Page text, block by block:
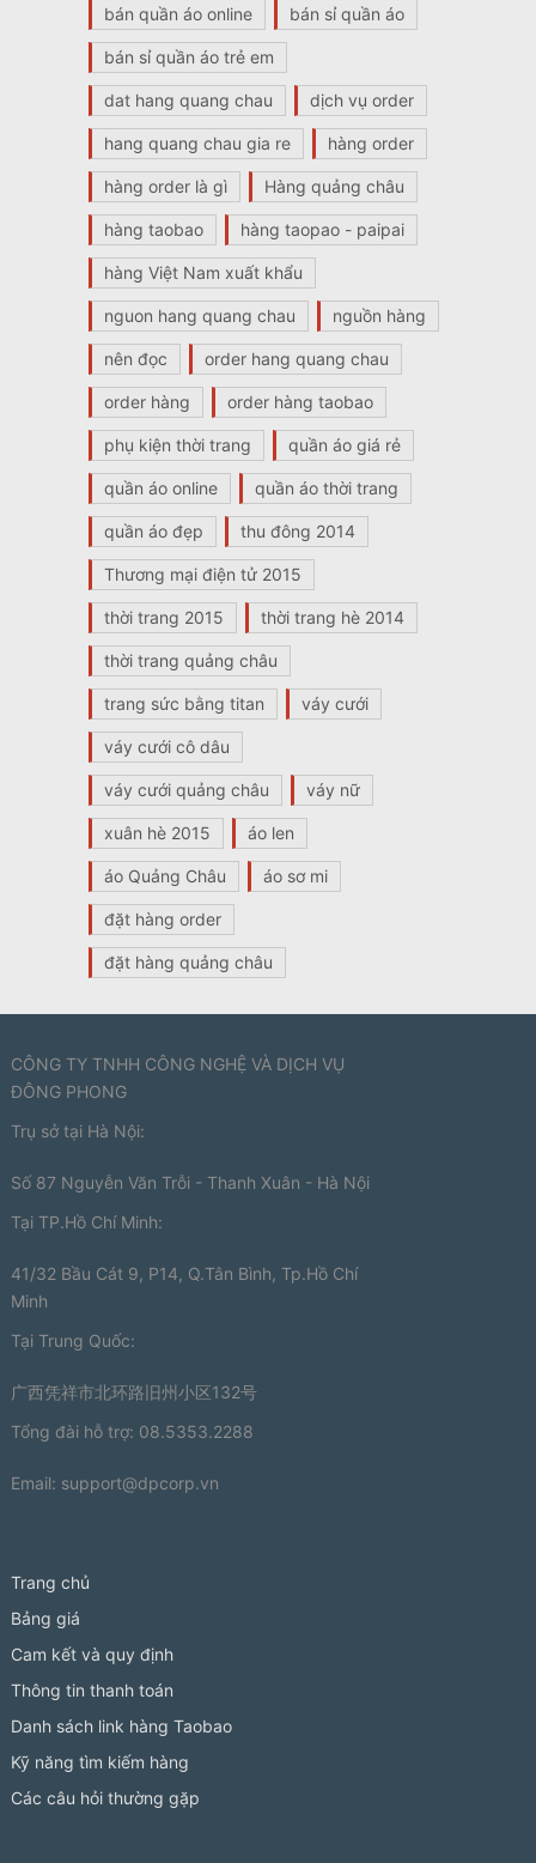
bán quần áo online bán sỉ quần áo
bán sỉ quần áo trẻ em
dat hang quang chau dịch vụ order
hang quang chau gia re hàng order
hàng order là gì Hàng quảng châu
hàng taobao hàng taopao - paipai
hàng Việt Nam xuất khẩu
nguon hang quang chau nguồn hàng
nên đọc order hang quang chau
order hàng order hàng taobao
phụ kiện thời trang quần áo giá rẻ
quần áo online quần áo thời trang
quần áo đẹp thu đông 2014
Thương mại điện tử 2015
thời trang 2015 thời trang hè 2014
thời trang quảng châu
trang sức bằng titan váy cưới
váy cưới cô dâu
váy cưới quảng châu váy nữ
xuân hè 2015 áo len
áo Quảng Châu áo sơ mi
đặt hàng order
đặt hàng quảng châu
CÔNG TY TNHH CÔNG NGHỆ VÀ DỊCH VỤ
ĐÔNG PHONG
Trụ sở tại Hà Nội:
Số 87 Nguyễn Văn Trỗi - Thanh Xuân - Hà Nội
Tại TP.Hồ Chí Minh:
41/32 Bầu Cát 9, P14, Q.Tân Bình, Tp.Hồ Chí
Minh
Tại Trung Quốc:
广西凭祥市北环路旧州小区132号
Tổng đài hỗ trợ: 08.5353.2288
Email: support@dpcorp.vn
Trang chủ
Bảng giá
Cam kết và quy định
Thông tin thanh toán
Danh sách link hàng Taobao
Kỹ năng tìm kiếm hàng
Các câu hỏi thường gặp